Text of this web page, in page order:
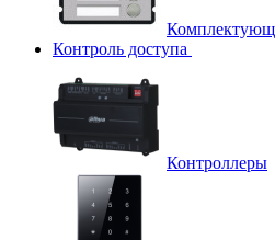
Контроль доступа
Контроллеры